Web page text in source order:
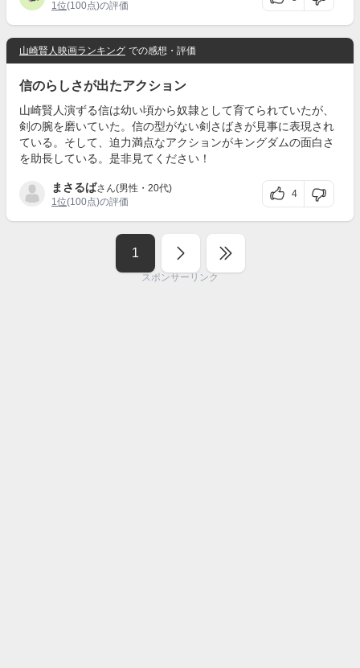
1位(100点)の評価
山崎賢人映画ランキング での感想・評価
信のらしさが出たアクション
山崎賢人演ずる信は幼い頃から奴隷として育てられていたが、
剣の腕を磨いていた。信の型がない剣さばきが見事に表現され
ている。そして、迫力満点なアクションがキングダムの面白さ
を助長している。是非見てください！
まさるばさん(男性・20代)
1位(100点)の評価
4
1
スポンサーリンク